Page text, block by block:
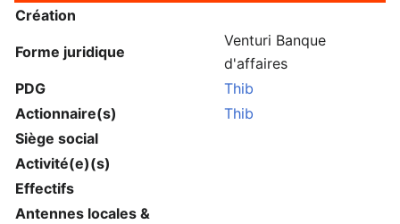
Création
Forme juridique
Venturi Banque
d'affaires
PDG
Thib
Actionnaire(s)
Thib
Siège social
Activité(e)(s)
Effectifs
Antennes locales &